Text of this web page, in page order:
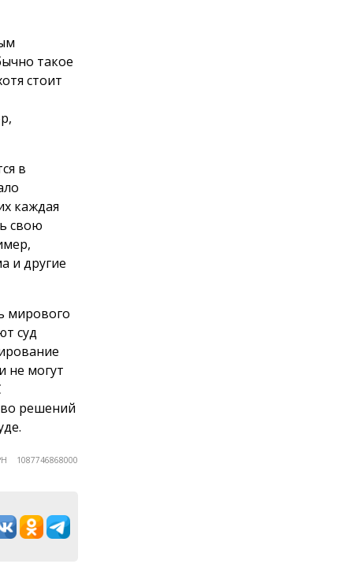
такое
стоит
в
каждая
свою
и другие
мирового
суд
не могут
решений
1087746868000